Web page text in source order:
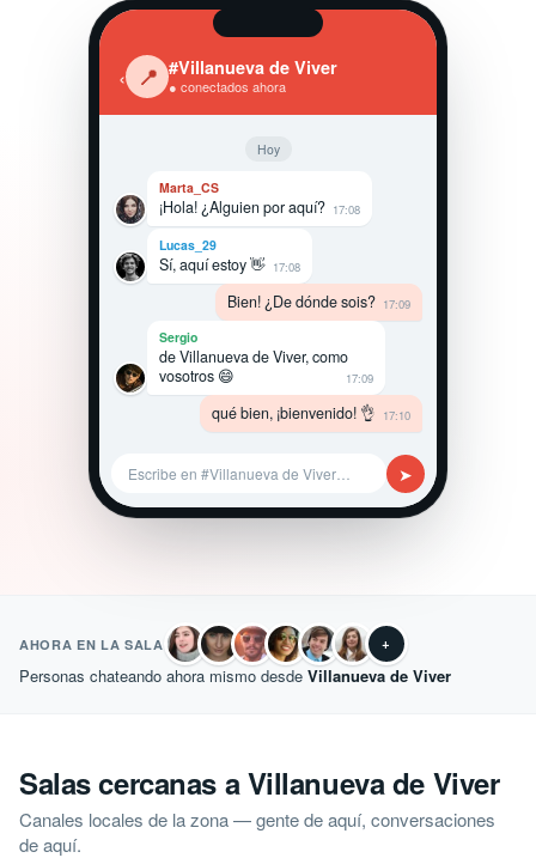
‹ 📍 #Villanueva de Viver
● conectados ahora
Hoy
Marta_CS
¡Hola! ¿Alguien por aquí? 17:08
Lucas_29
Sí, aquí estoy 👋 17:08
Bien! ¿De dónde sois? 17:09
Sergio
de Villanueva de Viver, como
vosotros 😄
17:09
qué bien, ¡bienvenido! 👌 17:10
Escribe en #Villanueva de Viver… ➤
AHORA EN LA SALA +
Personas chateando ahora mismo desde Villanueva de Viver
Salas cercanas a Villanueva de Viver
Canales locales de la zona — gente de aquí, conversaciones
de aquí.